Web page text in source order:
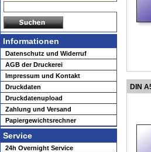
Informationen
Datenschutz und Widerruf
AGB der Druckerei
Impressum und Kontakt
Druckdaten
Druckdatenupload
Zahlung und Versand
Papiergewichtsrechner
Service
24h Overnight Service
DIN